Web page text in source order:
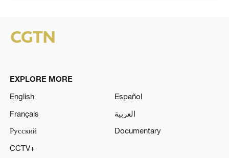
EXPLORE MORE
English
Español
Français
العربية
Русский
Documentary
CCTV+